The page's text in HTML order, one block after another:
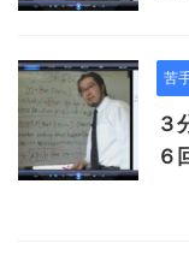
苦
３
６